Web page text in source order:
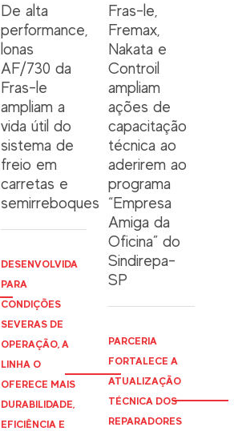
De alta
performance,
lonas
AF/730 da
Fras-le
ampliam a
vida útil do
sistema de
freio em
carretas e
semirreboques
DESENVOLVIDA
PARA
CONDIÇÕES
SEVERAS DE
OPERAÇÃO, A
LINHA O
OFERECE MAIS
DURABILIDADE,
EFICIÊNCIA E
Fras-le,
Fremax,
Nakata e
Controil
ampliam
ações de
capacitação
técnica ao
aderirem ao
programa
“Empresa
Amiga da
Oficina” do
Sindirepa-
SP
PARCERIA
FORTALECE A
ATUALIZAÇÃO
TÉCNICA DOS
REPARADORES